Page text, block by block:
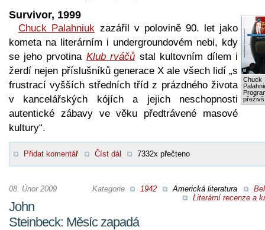
Chuck
Survivor, 1999
Chuck Palahniuk zazářil v polovině 90. let jako
kometa na literárním i undergroundovém nebi, kdy
se jeho prvotina Klub rváčů stal kultovním dílem i
žerdí nejen příslušníků generace X ale všech lidí „s
frustrací vyšších středních tříd z prázdného života
v kancelářských kójích a jejich neschopnosti
autentické zábavy ve věku předtrávené masové
kultury“.
Přidat komentář Číst dál 7332x přečteno
Kategorie 1942 Americká literatura
Literární recenze a
08. Únor 2009
John
Steinbeck: Měsíc zapadá